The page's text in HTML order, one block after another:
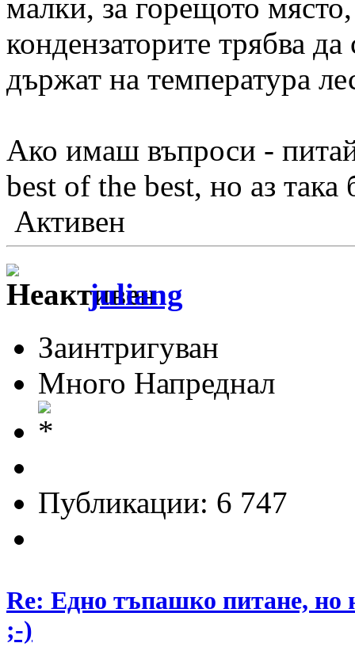
малки, за горещото
кондензаторите трябва
държат на температура
Ако имаш въпроси -
best of the best, но аз така
Активен
juliang
Заинтригуван
Много Напреднал
Публикации: 6 747
Re: Едно тъпашко питане, но
;-)